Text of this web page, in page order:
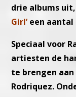
drie albums
Girl’een aantal
Speciaal voor
artiesten de
te brengen
Rodriquez.